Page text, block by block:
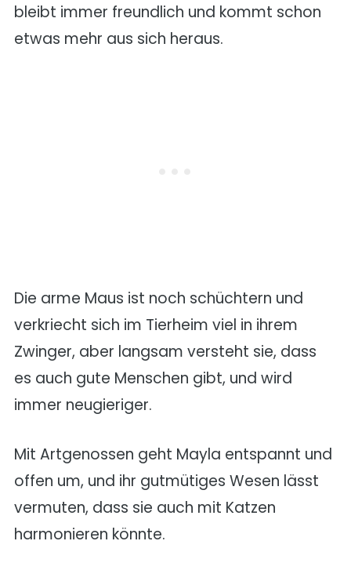
bleibt immer freundlich und kommt schon
etwas mehr aus sich heraus.
Die arme Maus ist noch schüchtern und
verkriecht sich im Tierheim viel in ihrem
Zwinger, aber langsam versteht sie, dass
es auch gute Menschen gibt, und wird
immer neugieriger.
Mit Artgenossen geht Mayla entspannt und
offen um, und ihr gutmütiges Wesen lässt
vermuten, dass sie auch mit Katzen
harmonieren könnte.